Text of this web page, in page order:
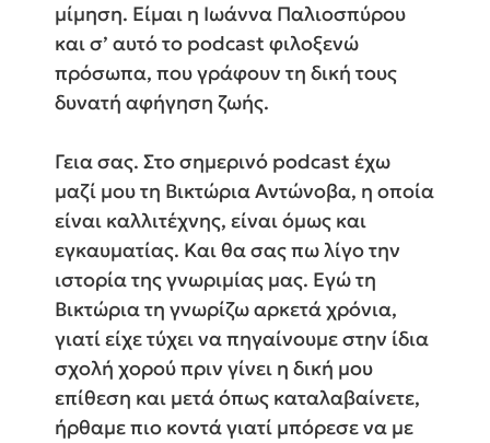
μίμηση. Είμαι η Ιωάννα Παλιοσπύρου
και σ’ αυτό το podcast φιλοξενώ
πρόσωπα, που γράφουν τη δική τους
δυνατή αφήγηση ζωής.
Γεια σας. Στο σημερινό podcast έχω
μαζί μου τη Βικτώρια Αντώνοβα, η οποία
είναι καλλιτέχνης, είναι όμως και
εγκαυματίας. Και θα σας πω λίγο την
ιστορία της γνωριμίας μας. Εγώ τη
Βικτώρια τη γνωρίζω αρκετά χρόνια,
γιατί είχε τύχει να πηγαίνουμε στην ίδια
σχολή χορού πριν γίνει η δική μου
επίθεση και μετά όπως καταλαβαίνετε,
ήρθαμε πιο κοντά γιατί μπόρεσε να με